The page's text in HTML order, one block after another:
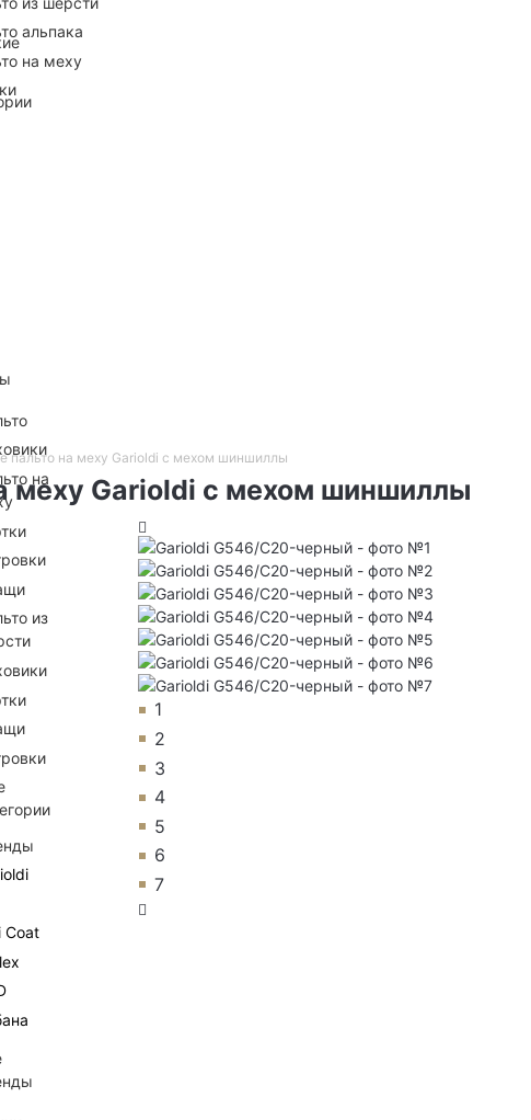
на
из
Coat
альпака
на меху
пальто на меху Garioldi с мехом шиншиллы
меху Garioldi с мехом шиншиллы
1
2
3
4
5
6
7